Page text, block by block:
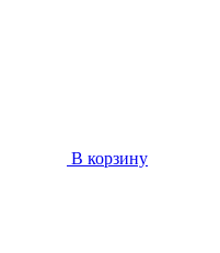
В корзину